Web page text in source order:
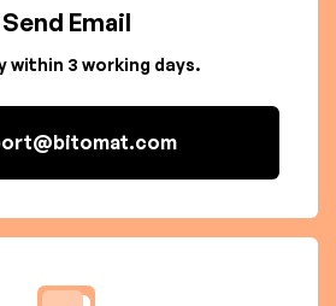
Send Email
within 3 working days.